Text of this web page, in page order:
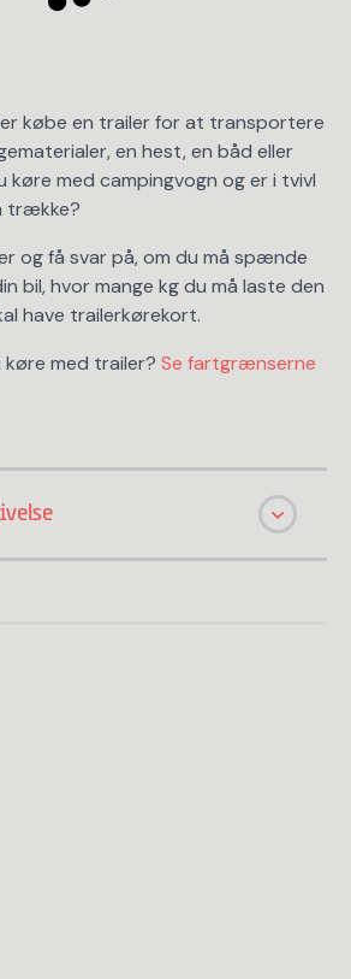
købe en trailer for at transportere
en hest, en båd eller
køre med campingvogn og er i tvivl
trække?
og få svar på, om du må spænde
bil, hvor mange kg du må laste den
have trailerkørekort.
med trailer? Se fartgrænserne